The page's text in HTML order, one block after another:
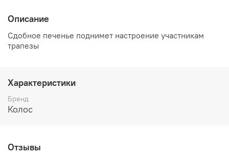
Описание
Сдобное печенье поднимет настроение участникам
трапезы
Характеристики
Бренд
Колос
Отзывы